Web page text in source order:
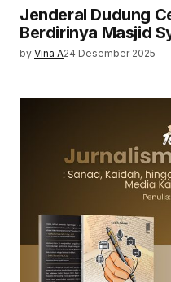
Jenderal Dudung
Berdirinya Masjid
by Vina A24 Desember 2025